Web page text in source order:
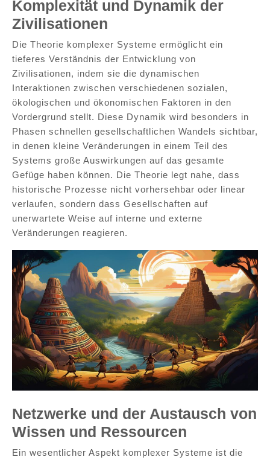
Komplexität und Dynamik der
Zivilisationen
Die Theorie komplexer Systeme ermöglicht ein
tieferes Verständnis der Entwicklung von
Zivilisationen, indem sie die dynamischen
Interaktionen zwischen verschiedenen sozialen,
ökologischen und ökonomischen Faktoren in den
Vordergrund stellt. Diese Dynamik wird besonders in
Phasen schnellen gesellschaftlichen Wandels sichtbar,
in denen kleine Veränderungen in einem Teil des
Systems große Auswirkungen auf das gesamte
Gefüge haben können. Die Theorie legt nahe, dass
historische Prozesse nicht vorhersehbar oder linear
verlaufen, sondern dass Gesellschaften auf
unerwartete Weise auf interne und externe
Veränderungen reagieren.
Netzwerke und der Austausch von
Wissen und Ressourcen
Ein wesentlicher Aspekt komplexer Systeme ist die